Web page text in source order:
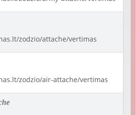
zodzio/attache/vertimas
zodzio/air-attache/vertimas